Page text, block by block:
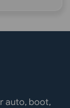
auto, boot,